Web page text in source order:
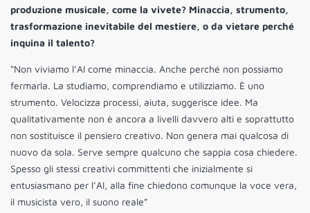
produzione musicale, come la vivete? Minaccia, strumento,
trasformazione inevitabile del mestiere, o da vietare perché
inquina il talento?
“Non viviamo l’AI come minaccia. Anche perché non possiamo
fermarla. La studiamo, comprendiamo e utilizziamo. È uno
strumento. Velocizza processi, aiuta, suggerisce idee. Ma
qualitativamente non è ancora a livelli davvero alti e soprattutto
non sostituisce il pensiero creativo. Non genera mai qualcosa di
nuovo da sola. Serve sempre qualcuno che sappia cosa chiedere.
Spesso gli stessi creativi committenti che inizialmente si
entusiasmano per l’AI, alla fine chiedono comunque la voce vera,
il musicista vero, il suono reale”